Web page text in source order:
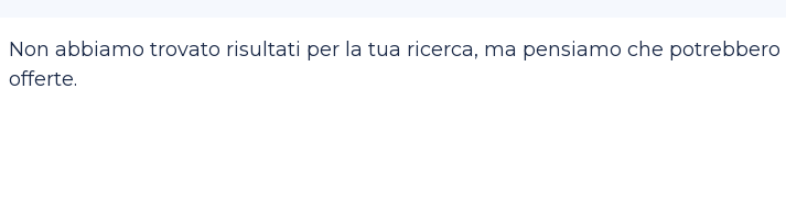
Non abbiamo trovato risultati per la tua ricerca, ma pensiamo che
offerte.